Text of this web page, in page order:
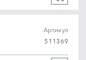
Артикул
511369